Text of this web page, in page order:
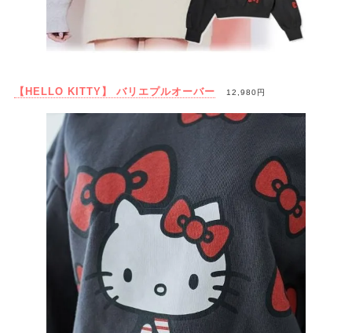
【HELLO KITTY】 バリエプルオーバー 12,980円